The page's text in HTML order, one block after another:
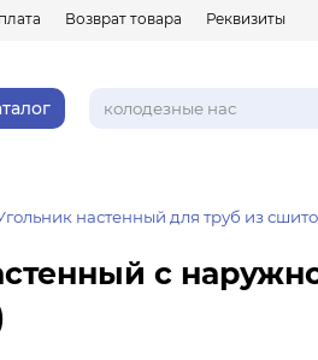
Возврат товара Реквизиты
настенный для труб из
с